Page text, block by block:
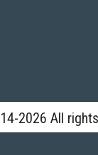
2026 All